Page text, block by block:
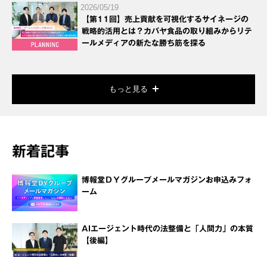
2026/05/19
【第11回】売上貢献を可視化するサイネージの
戦略的活用とは？カバヤ食品の取り組みからリテ
ールメディアの新たな勝ち筋を探る
もっと見る
新着記事
博報堂ＤＹグループメールマガジンお申込みフォ
ーム
AIエージェント時代の法整備と「人間力」の本質
【後編】